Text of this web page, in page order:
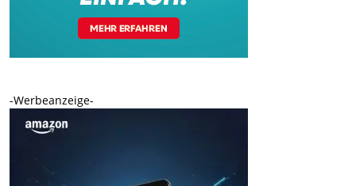
-Werbeanzeige-